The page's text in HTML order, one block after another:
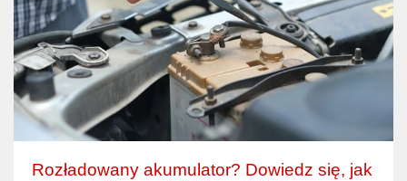
Rozładowany akumulator? Dowiedz się, jak